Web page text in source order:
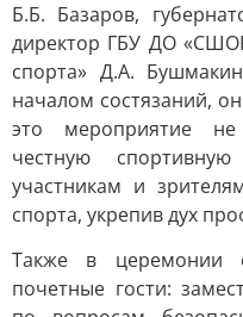
Б.Б. Базаров,
директор ГБУ ДО
спорта» Д.А.
началом состязаний,
это мероприятие не
честную
участникам и
спорта, укрепив дух
Также в церемонии
почетные гости: